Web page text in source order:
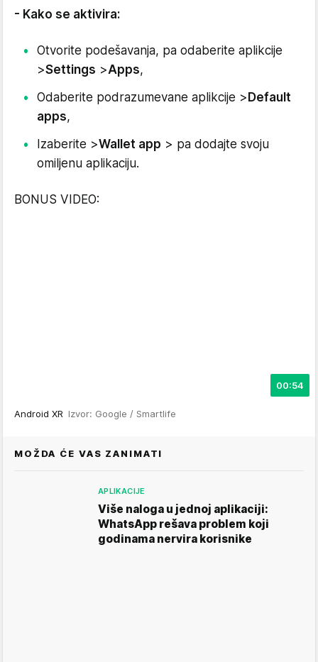
- Kako se aktivira:
Otvorite podešavanja, pa odaberite aplikcije
>Settings >Apps,
Odaberite podrazumevane aplikcije > Default
apps,
Izaberite >Wallet app > pa dodajte svoju
omiljenu aplikaciju.
BONUS VIDEO:
00:54
Android XR Izvor: Google / Smartlife
MOŽDA ĆE VAS ZANIMATI
APLIKACIJE
Više naloga u jednoj aplikaciji:
WhatsApp rešava problem koji
godinama nervira korisnike